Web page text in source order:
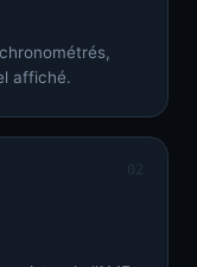
affiché.
02